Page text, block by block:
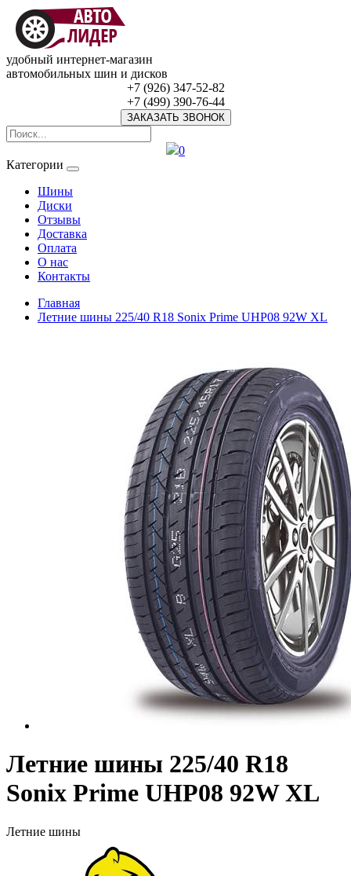
удобный интернет-магазин
автомобильных шин и дисков
+7 (926) 347-52-82
+7 (499) 390-76-44
ЗАКАЗАТЬ ЗВОНОК
0
Категории
Шины
Диски
Отзывы
Доставка
Оплата
О нас
Контакты
Главная
Летние шины 225/40 R18 Sonix Prime UHP08 92W XL
Летние шины 225/40 R18
Sonix Prime UHP08 92W XL
Летние шины